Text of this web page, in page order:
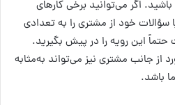
اگر می‌توانید برخی کارهای
خود از مشتری را به تعدادی
این رویه را در پیش بگیرید.
از جانب مشتری نیز می‌تواند به‌مثابه
باشد.